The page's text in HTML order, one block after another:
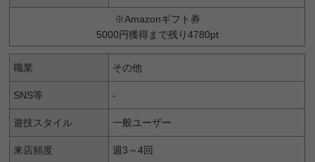
※Amazonギフト券
5000円獲得まで残り4780pt
職業 その他
SNS等 -
遊技スタイル 一般ユーザー
来店頻度 週3～4回